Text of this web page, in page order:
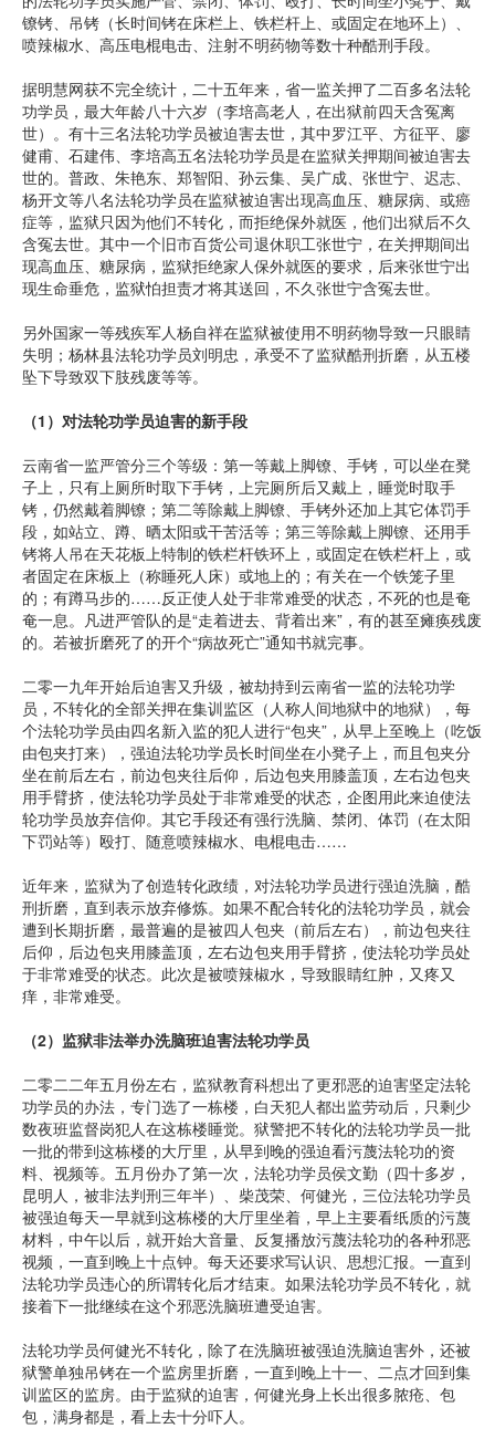
镣铐、吊铐（长时间铐在床栏上、铁栏杆上、或固定在地环上）、
喷辣椒水、高压电棍电击、注射不明药物等数十种酷刑手段。
据明慧网获不完全统计，二十五年来，省一监关押了二百多名法轮
功学员，最大年龄八十六岁（李培高老人，在出狱前四天含冤离
世）。有十三名法轮功学员被迫害去世，其中罗江平、方征平、廖
健甫、石建伟、李培高五名法轮功学员是在监狱关押期间被迫害去
世的。普政、朱艳东、郑智阳、孙云集、吴广成、张世宁、迟志、
杨开文等八名法轮功学员在监狱被迫害出现高血压、糖尿病、或癌
症等，监狱只因为他们不转化，而拒绝保外就医，他们出狱后不久
含冤去世。其中一个旧市百货公司退休职工张世宁，在关押期间出
现高血压、糖尿病，监狱拒绝家人保外就医的要求，后来张世宁出
现生命垂危，监狱怕担责才将其送回，不久张世宁含冤去世。
另外国家一等残疾军人杨自祥在监狱被使用不明药物导致一只眼睛
失明；杨林县法轮功学员刘明忠，承受不了监狱酷刑折磨，从五楼
坠下导致双下肢残废等等。
（1 ）对法轮功学员迫害的新手段
云南省一监严管分三个等级：第一等戴上脚镣、手铐，可以坐在凳
子上，只有上厕所时取下手铐，上完厕所后又戴上，睡觉时取手
铐，仍然戴着脚镣；第二等除戴上脚镣、手铐外还加上其它体罚手
段，如站立、蹲、晒太阳或干苦活等；第三等除戴上脚镣、还用手
铐将人吊在天花板上特制的铁栏杆铁环上，或固定在铁栏杆上，或
者固定在床板上（称睡死人床）或地上的；有关在一个铁笼子里
的；有蹲马步的……反正使人处于非常难受的状态，不死的也是奄
奄一息。凡进严管队的是“走着进去、背着出来”，有的甚至瘫痪残废
的。若被折磨死了的开个“病故死亡”通知书就完事。
二零一九年开始后迫害又升级，被劫持到云南省一监的法轮功学
员，不转化的全部关押在集训监区（人称人间地狱中的地狱），每
个法轮功学员由四名新入监的犯人进行“包夹”，从早上至晚上（吃饭
由包夹打来），强迫法轮功学员长时间坐在小凳子上，而且包夹分
坐在前后左右，前边包夹往后仰，后边包夹用膝盖顶，左右边包夹
用手臂挤，使法轮功学员处于非常难受的状态，企图用此来迫使法
轮功学员放弃信仰。其它手段还有强行洗脑、禁闭、体罚（在太阳
下罚站等）殴打、随意喷辣椒水、电棍电击……
近年来，监狱为了创造转化政绩，对法轮功学员进行强迫洗脑，酷
刑折磨，直到表示放弃修炼。如果不配合转化的法轮功学员，就会
遭到长期折磨，最普遍的是被四人包夹（前后左右），前边包夹往
后仰，后边包夹用膝盖顶，左右边包夹用手臂挤，使法轮功学员处
于非常难受的状态。此次是被喷辣椒水，导致眼睛红肿，又疼又
痒，非常难受。
（2）监狱非法举办洗脑班迫害法轮功学员
二零二二年五月份左右，监狱教育科想出了更邪恶的迫害坚定法轮
功学员的办法，专门选了一栋楼，白天犯人都出监劳动后，只剩少
数夜班监督岗犯人在这栋楼睡觉。狱警把不转化的法轮功学员一批
一批的带到这栋楼的大厅里，从早到晚的强迫看污蔑法轮功的资
料、视频等。五月份办了第一次，法轮功学员侯文勤（四十多岁，
昆明人，被非法判刑三年半）、柴茂荣、何健光，三位法轮功学员
被强迫每天一早就到这栋楼的大厅里坐着，早上主要看纸质的污蔑
材料，中午以后，就开始大音量、反复播放污蔑法轮功的各种邪恶
视频，一直到晚上十点钟。每天还要求写认识、思想汇报。一直到
法轮功学员违心的所谓转化后才结束。如果法轮功学员不转化，就
接着下一批继续在这个邪恶洗脑班遭受迫害。
法轮功学员何健光不转化，除了在洗脑班被强迫洗脑迫害外，还被
狱警单独吊铐在一个监房里折磨，一直到晚上十一、二点才回到集
训监区的监房。由于监狱的迫害，何健光身上长出很多脓疮、包
包，满身都是，看上去十分吓人。